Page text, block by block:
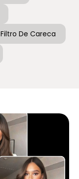
Filtro De Careca